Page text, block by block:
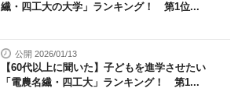
繊・四工大の大学」ランキング！ 第1位...
公開 2026/01/13
【60代以上に聞いた】子どもを進学させたい
「電農名繊・四工大」ランキング！ 第1...